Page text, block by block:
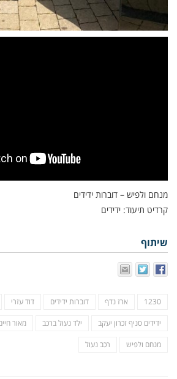
מנחם ולפיש – דוברות ידידים
קרדיט תיעוד: ידידים
שיתוף
1230 ארז נדף דוברות ידידים דוד עזרי
ידידים סניף זכרון יעקב ילד נעול ברכב מאור
מנחם ולפיש רכב נעול